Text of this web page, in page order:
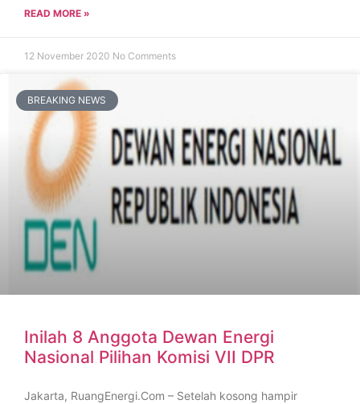
READ MORE »
12 November 2020 No Comments
BREAKING NEWS
Inilah 8 Anggota Dewan Energi
Nasional Pilihan Komisi VII DPR
Jakarta, RuangEnergi.Com – Setelah kosong hampir